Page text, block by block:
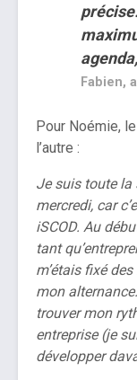
Fabien,
Pour Noémie,
l’autre :
Je suis toute la
mercredi, car
iSCOD. Au
tant
m’étais fixé
mon
trouver mon
entreprise (je
développer